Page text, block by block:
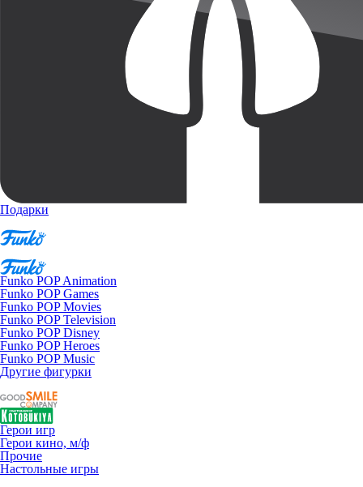
Подарки
Funko POP Animation
Funko POP Games
Funko POP Movies
Funko POP Television
Funko POP Disney
Funko POP Heroes
Funko POP Music
Другие фигурки
Герои игр
Герои кино, м/ф
Прочие
Настольные игры